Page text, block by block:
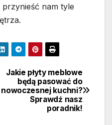
przynieść nam tyle
Jakie płyty meblowe
będą pasować do
nowoczesnej kuchni?
Sprawdź nasz
poradnik!